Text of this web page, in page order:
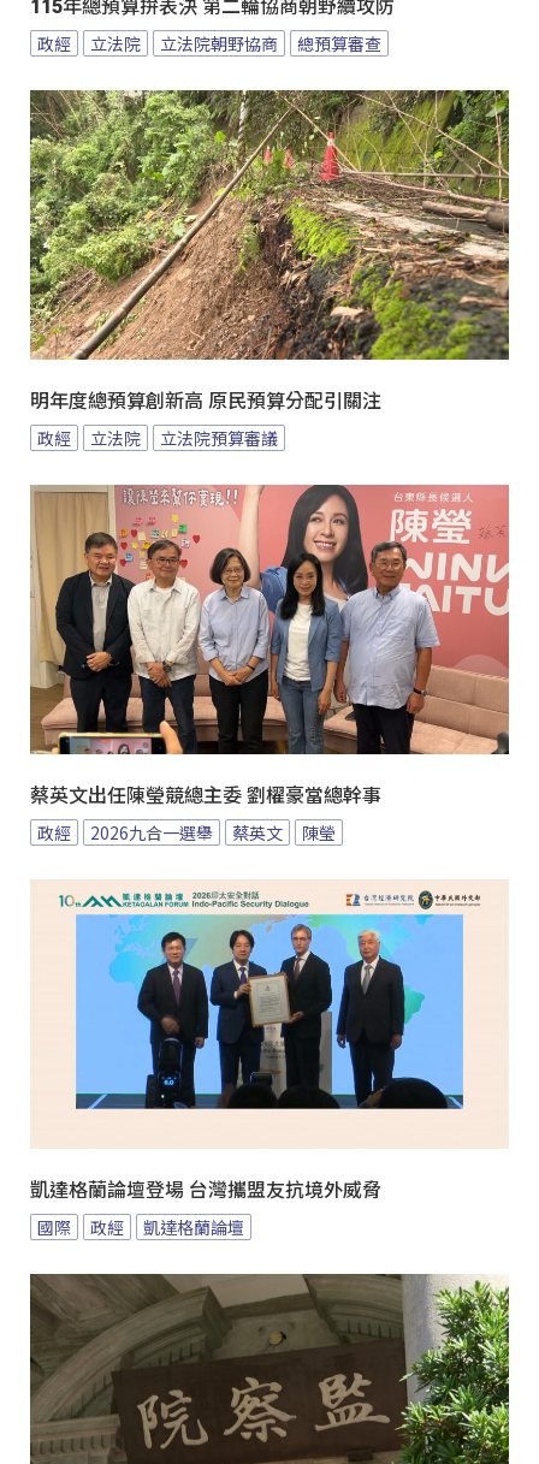
115年總預算拚表決 第二輪協商朝野續攻防
政經 立法院 立法院朝野協商 總預算審查
明年度總預算創新高 原民預算分配引關注
政經 立法院 立法院預算審議
蔡英文出任陳瑩競總主委 劉櫂豪當總幹事
政經 2026九合一選舉 蔡英文 陳瑩
凱達格蘭論壇登場 台灣攜盟友抗境外威脅
國際 政經 凱達格蘭論壇